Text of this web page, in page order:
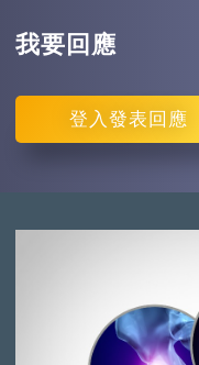
我要回應
登入 發表回應